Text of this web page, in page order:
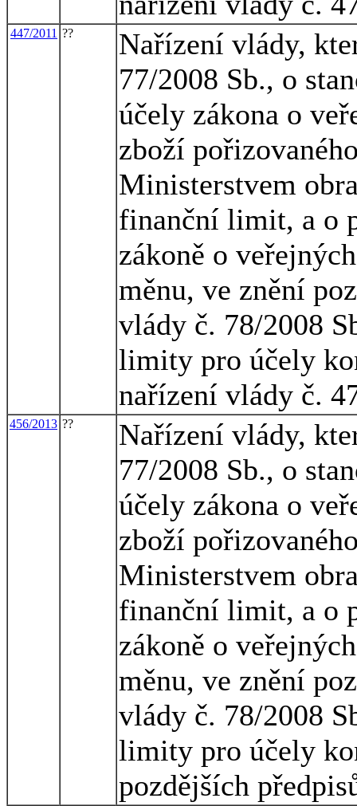
447/2011 ??
Nařízení vlády,
77/2008 Sb., o
účely zákona o
zboží
Ministerstvem
finanční limit, a o
zákoně o
měnu, ve znění
vlády č. 78/2008
limity pro účely
nařízení vlády č.
456/2013 ??
Nařízení vlády,
77/2008 Sb., o
účely zákona o
zboží
Ministerstvem
finanční limit, a o
zákoně o
měnu, ve znění
vlády č. 78/2008
limity pro účely
pozdějších